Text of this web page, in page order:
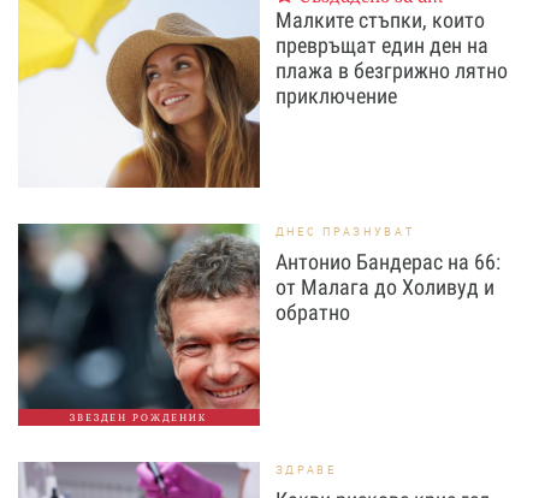
Малките стъпки, които
превръщат един ден на
плажа в безгрижно лятно
приключение
ЗВЕЗДЕН РОЖДЕНИК
ДНЕС ПРАЗНУВАТ
Антонио Бандерас на 66:
от Малага до Холивуд и
обратно
ЗДРАВЕ